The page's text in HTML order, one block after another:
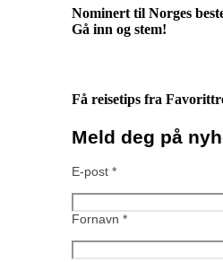
Nominert til Norges
Gå inn og stem!
Få reisetips fra
Meld deg på
E-post *
Fornavn *